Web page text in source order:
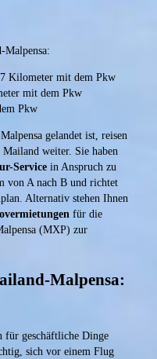
Malpensa:
Kilometer mit dem Pkw
mit dem Pkw
Pkw
gelandet ist, reisen
weiter. Sie haben
Service in Anspruch zu
von A nach B und richtet
Alternativ stehen Ihnen
für die
(MXP) zur
Malpensa:
für geschäftliche Dinge
sich vor einem Flug